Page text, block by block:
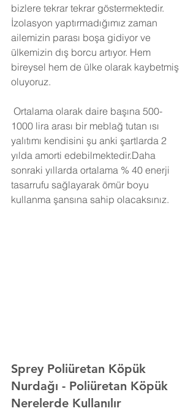
bizlere tekrar tekrar göstermektedir.
İzolasyon yaptırmadığımız zaman
ailemizin parası boşa gidiyor ve
ülkemizin dış borcu artıyor. Hem
bireysel hem de ülke olarak kaybetmiş
oluyoruz.
Ortalama olarak daire başına 500-
1000 lira arası bir meblağ tutan ısı
yalıtımı kendisini şu anki şartlarda 2
yılda amorti edebilmektedir.Daha
sonraki yıllarda ortalama % 40 enerji
tasarrufu sağlayarak ömür boyu
kullanma şansına sahip olacaksınız.
Sprey Poliüretan Köpük
Nurdağı - Poliüretan Köpük
Nerelerde Kullanılır